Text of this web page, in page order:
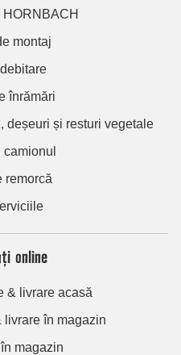
montaj
înrămări
deșeuri și resturi vegetale
camionul
remorcă
online
& livrare acasă
livrare în magazin
magazin